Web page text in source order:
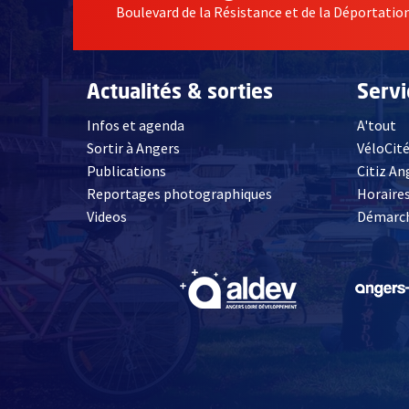
Boulevard de la Résistance et de la Déportation
Actualités & sorties
Infos et agenda
Sortir à Angers
Publications
Reportages photographiques
Videos, Ouvre une nouvelle fenêtre
A'tout
VéloCité
Citiz
, Ouvre une